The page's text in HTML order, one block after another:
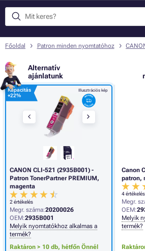
Főoldal Patron minden nyomtatóhoz
Alternatív
ajánlatunk
Canon
patron,
4 értékelés
Megr.
OEM:
Melyik
termék?
Illusztrációs kép
Kapacitás
+22%
CANON CLI-521 (2935B001) -
Patron TonerPartner PREMIUM,
magenta
2 értékelés
Megr. száma:20200026
OEM:2935B001
Melyik nyomtatókhoz alkalmas a
termék?
Raktáron > 10 db, hétfőn Önnél